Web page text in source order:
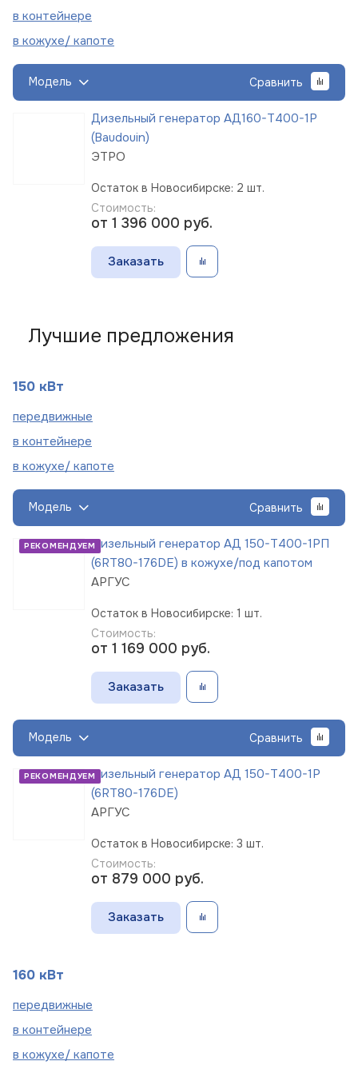
в контейнере
в кожухе/ капоте
Модель Сравнить
Дизельный генератор АД160-Т400-1Р
(Baudouin)
ЭТРО
Остаток в Новосибирске: 2 шт.
Стоимость:
от 1 396 000 руб.
Заказать
Лучшие предложения
150 кВт
передвижные
в контейнере
в кожухе/ капоте
Модель Сравнить
РЕКОМЕНДУЕМДизельный генератор АД 150-Т400-1РП
(6RT80-176DE) в кожухе/под капотом
АРГУС
Остаток в Новосибирске: 1 шт.
Стоимость:
от 1 169 000 руб.
Заказать
Модель Сравнить
РЕКОМЕНДУЕМДизельный генератор АД 150-Т400-1Р
(6RT80-176DE)
АРГУС
Остаток в Новосибирске: 3 шт.
Стоимость:
от 879 000 руб.
Заказать
160 кВт
передвижные
в контейнере
в кожухе/ капоте